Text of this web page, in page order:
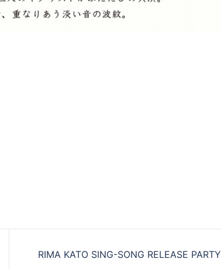
RIMA KATO SING-SONG RELEASE PARTY